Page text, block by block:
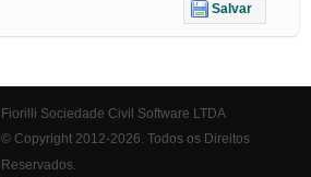
Salvar
Fiorilli Sociedade Civil Software LTDA
© Copyright 2012-2026. Todos os Direitos
Reservados.